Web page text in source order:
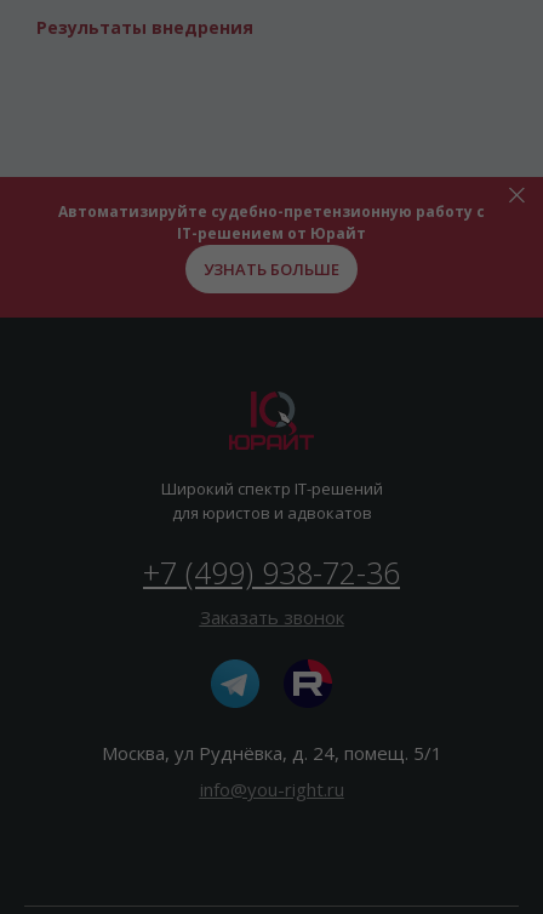
Результаты внедрения
Автоматизируйте судебно-претензионную работу с
IT-решением от Юрайт
УЗНАТЬ БОЛЬШЕ
+7 (499) 938-72-36
Москва, ул Руднёвка, д. 24, помещ. 5/1
info@you-right.ru
Широкий спектр IT-решений
для юристов и адвокатов
Заказать звонок